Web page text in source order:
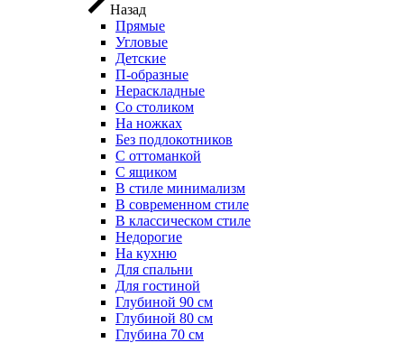
Назад
Прямые
Угловые
Детские
П-образные
Нераскладные
Со столиком
На ножках
Без подлокотников
С оттоманкой
С ящиком
В стиле минимализм
В современном стиле
В классическом стиле
Недорогие
На кухню
Для спальни
Для гостиной
Глубиной 90 см
Глубиной 80 см
Глубина 70 см